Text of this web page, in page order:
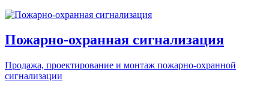
Пожарно-охранная сигнализация
Продажа, проектирование и монтаж пожарно-охранной
сигнализации